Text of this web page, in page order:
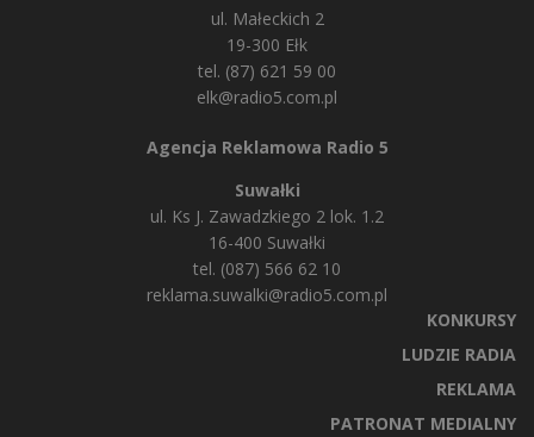
ul. Małeckich 2
19-300 Ełk
tel. (87) 621 59 00
elk@radio5.com.pl
Agencja Reklamowa Radio 5
Suwałki
ul. Ks J. Zawadzkiego 2 lok. 1.2
16-400 Suwałki
tel. (087) 566 62 10
reklama.suwalki@radio5.com.pl
KONKURSY
LUDZIE RADIA
REKLAMA
PATRONAT MEDIALNY